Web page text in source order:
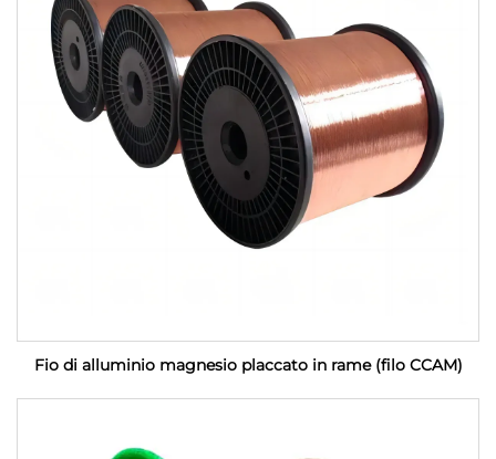
Fio di alluminio magnesio placcato in rame (filo CCAM)